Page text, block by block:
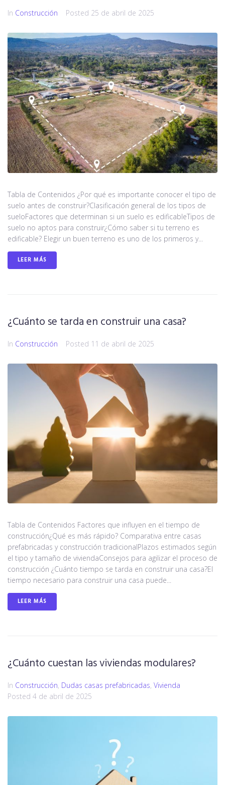
In Construcción Posted 25 de abril de 2025
Tabla de Contenidos ¿Por qué es importante conocer el tipo de
suelo antes de construir?Clasificación general de los tipos de
sueloFactores que determinan si un suelo es edificableTipos de
suelo no aptos para construir¿Cómo saber si tu terreno es
edificable? Elegir un buen terreno es uno de los primeros y...
LEER MÁS
¿Cuánto se tarda en construir una casa?
In Construcción Posted 11 de abril de 2025
Tabla de Contenidos Factores que influyen en el tiempo de
construcción¿Qué es más rápido? Comparativa entre casas
prefabricadas y construcción tradicionalPlazos estimados según
el tipo y tamaño de viviendaConsejos para agilizar el proceso de
construcción ¿Cuánto tiempo se tarda en construir una casa?El
tiempo necesario para construir una casa puede...
LEER MÁS
¿Cuánto cuestan las viviendas modulares?
In Construcción, Dudas casas prefabricadas, Vivienda
Posted 4 de abril de 2025